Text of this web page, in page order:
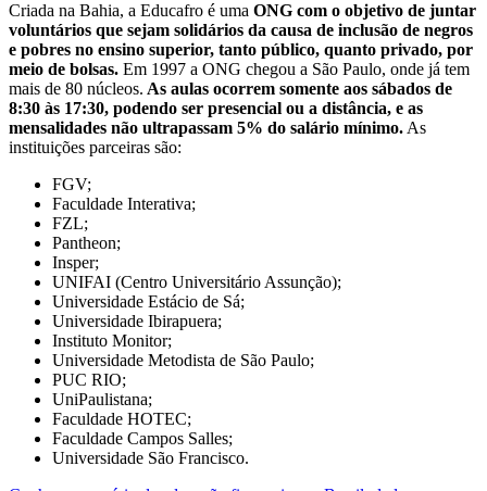
Criada na Bahia, a Educafro é uma ONG com o objetivo de juntar
voluntários que sejam solidários da causa de inclusão de negros
e pobres no ensino superior, tanto público, quanto privado, por
meio de bolsas. Em 1997 a ONG chegou a São Paulo, onde já tem
mais de 80 núcleos. As aulas ocorrem somente aos sábados de
8:30 às 17:30, podendo ser presencial ou a distância, e as
mensalidades não ultrapassam 5% do salário mínimo. As
instituições parceiras são:
FGV;
Faculdade Interativa;
FZL;
Pantheon;
Insper;
UNIFAI (Centro Universitário Assunção);
Universidade Estácio de Sá;
Universidade Ibirapuera;
Instituto Monitor;
Universidade Metodista de São Paulo;
PUC RIO;
UniPaulistana;
Faculdade HOTEC;
Faculdade Campos Salles;
Universidade São Francisco.